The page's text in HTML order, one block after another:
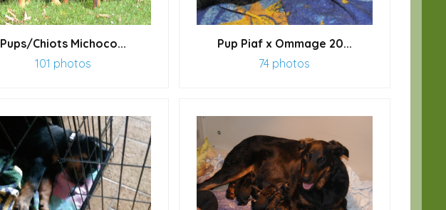
Pups/Chiots Michoco...
101 photos
Pup Piaf x Ommage 20...
74 photos